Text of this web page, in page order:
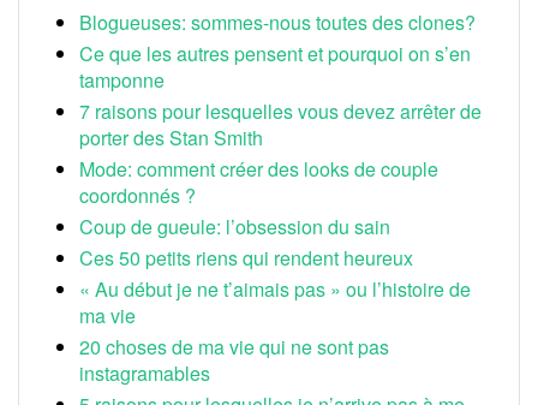
Blogueuses: sommes-nous toutes des clones?
Ce que les autres pensent et pourquoi on s’en
tamponne
7 raisons pour lesquelles vous devez arrêter de
porter des Stan Smith
Mode: comment créer des looks de couple
coordonnés ?
Coup de gueule: l’obsession du sain
Ces 50 petits riens qui rendent heureux
« Au début je ne t’aimais pas » ou l’histoire de
ma vie
20 choses de ma vie qui ne sont pas
instagramables